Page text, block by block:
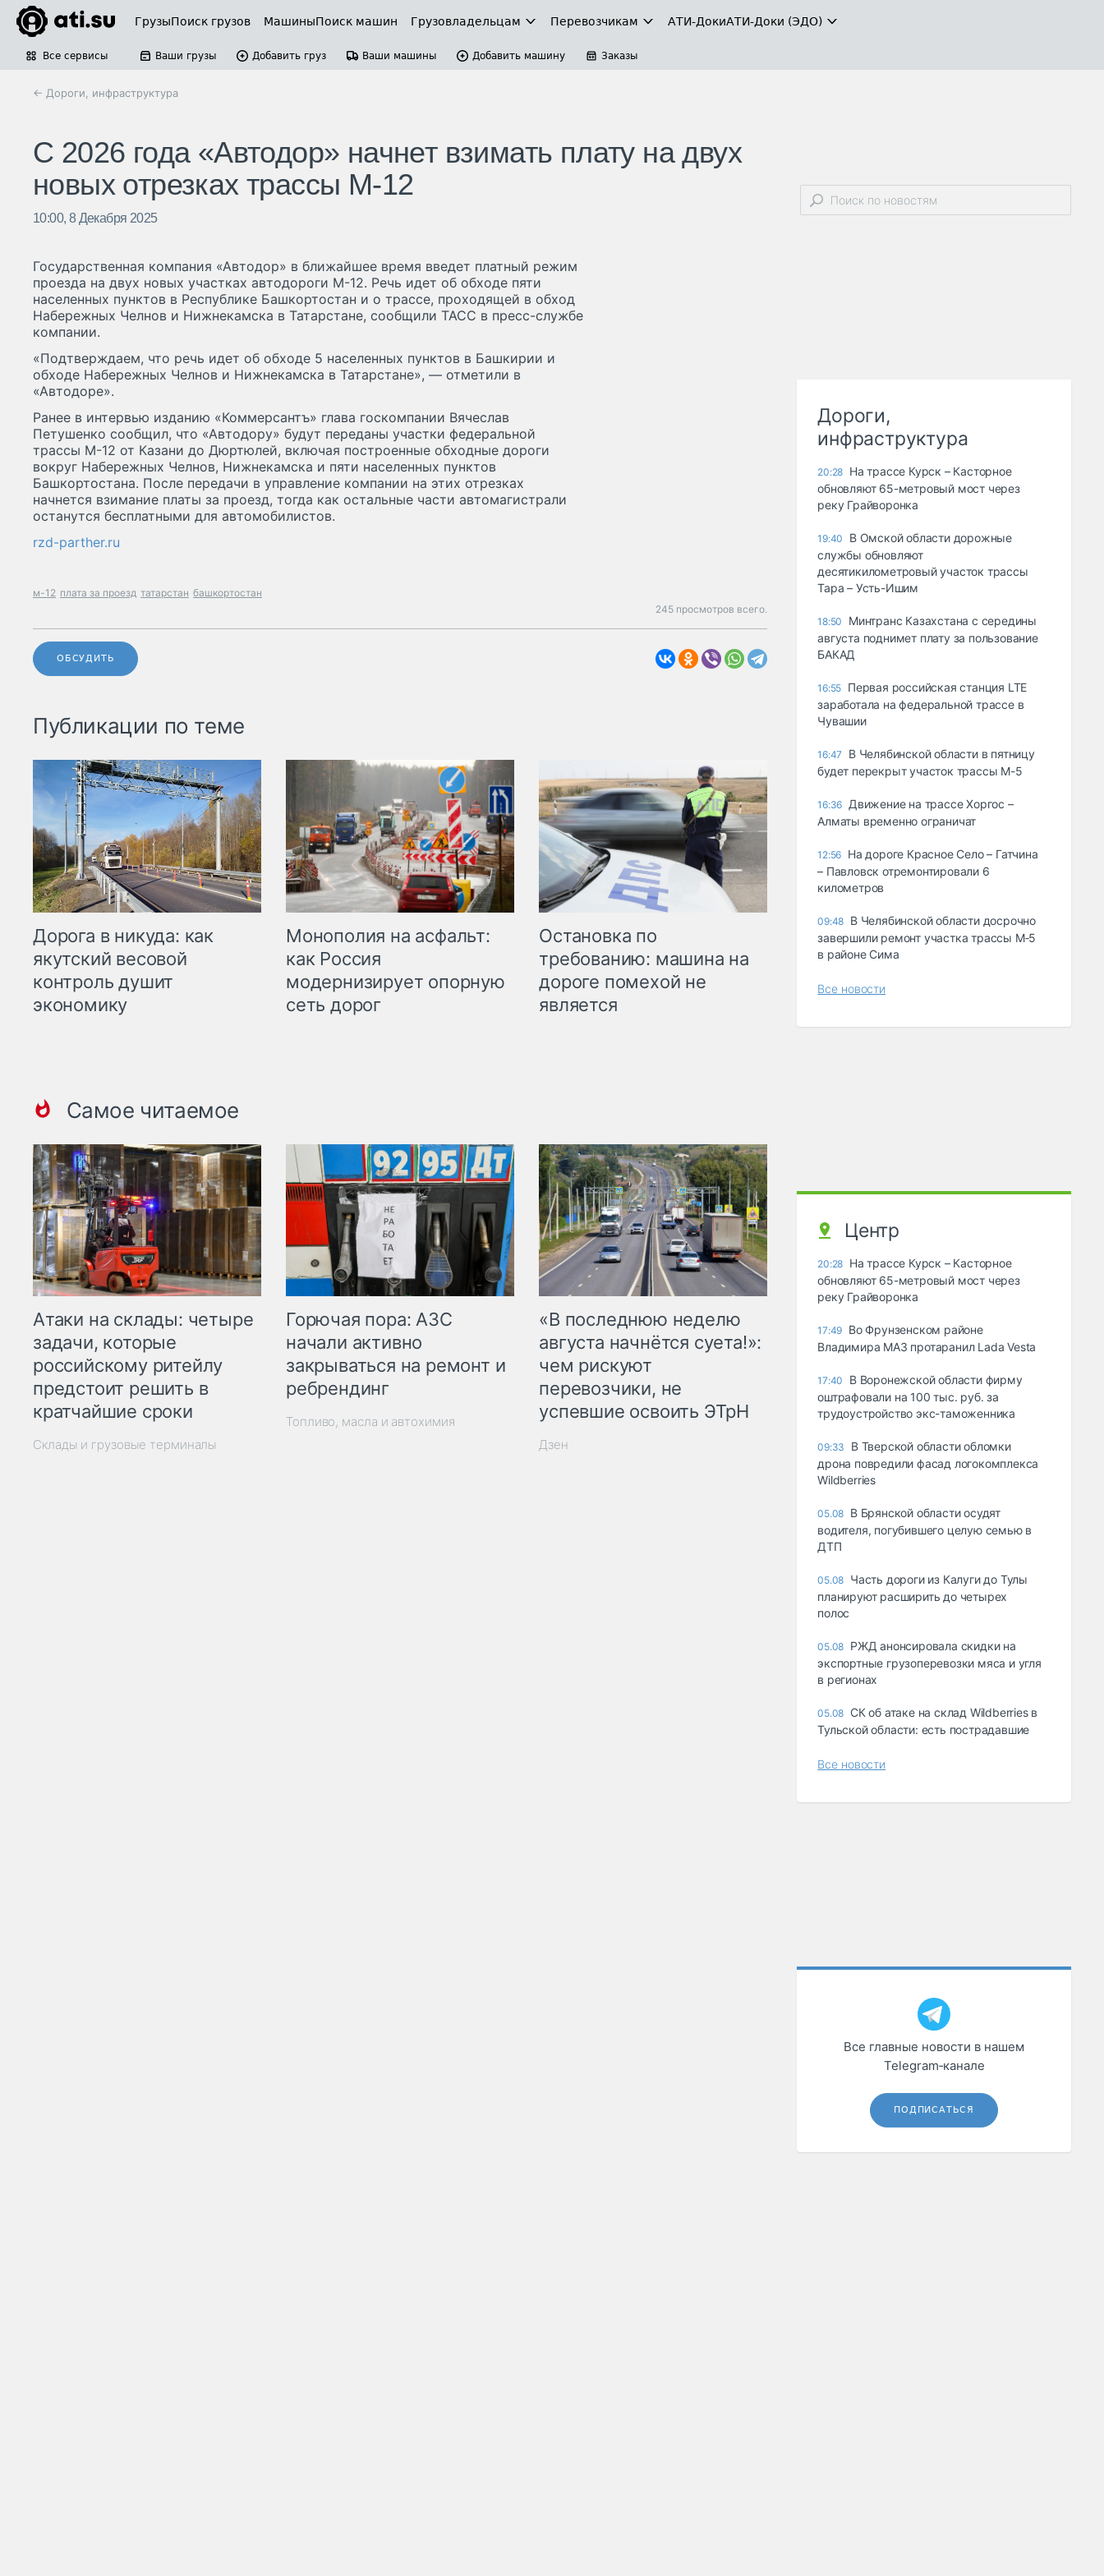
ГрузыПоиск грузов МашиныПоиск машин Грузовладельцам Перевозчикам АТИ-ДокиАТИ-Доки (ЭДО)
Все сервисы Ваши грузы Добавить груз Ваши машины Добавить машину Заказы
← Дороги, инфраструктура
С 2026 года «Автодор» начнет взимать плату на двух
новых отрезках трассы М-12
10:00, 8 Декабря 2025
Государственная компания «Автодор» в ближайшее время введет платный режим
проезда на двух новых участках автодороги М-12. Речь идет об обходе пяти
населенных пунктов в Республике Башкортостан и о трассе, проходящей в обход
Набережных Челнов и Нижнекамска в Татарстане, сообщили ТАСС в пресс-службе
компании.
«Подтверждаем, что речь идет об обходе 5 населенных пунктов в Башкирии и
обходе Набережных Челнов и Нижнекамска в Татарстане», — отметили в
«Автодоре».
Ранее в интервью изданию «Коммерсантъ» глава госкомпании Вячеслав
Петушенко сообщил, что «Автодору» будут переданы участки федеральной
трассы М-12 от Казани до Дюртюлей, включая построенные обходные дороги
вокруг Набережных Челнов, Нижнекамска и пяти населенных пунктов
Башкортостана. После передачи в управление компании на этих отрезках
начнется взимание платы за проезд, тогда как остальные части автомагистрали
останутся бесплатными для автомобилистов.
rzd-parther.ru
м-12 плата за проезд татарстан башкортостан
245 просмотров всего.
ОБСУДИТЬ
Публикации по теме
Дорога в никуда: как
якутский весовой
контроль душит
экономику
Монополия на асфальт:
как Россия
модернизирует опорную
сеть дорог
Остановка по
требованию: машина на
дороге помехой не
является
Самое читаемое
Атаки на склады: четыре
задачи, которые
российскому ритейлу
предстоит решить в
кратчайшие сроки
Склады и грузовые терминалы
Горючая пора: АЗС
начали активно
закрываться на ремонт и
ребрендинг
Топливо, масла и автохимия
«В последнюю неделю
августа начнётся суета!»:
чем рискуют
перевозчики, не
успевшие освоить ЭТрН
Дзен
Дороги,
инфраструктура
20:28 На трассе Курск – Касторное
обновляют 65-метровый мост через
реку Грайворонка
19:40
В Омской области дорожные
службы обновляют
десятикилометровый участок трассы
Тара – Усть-Ишим
18:50
Минтранс Казахстана с середины
августа поднимет плату за пользование
БАКАД
16:55 Первая российская станция LTE
заработала на федеральной трассе в
Чувашии
16:47
В Челябинской области в пятницу
будет перекрыт участок трассы М-5
16:36 Движение на трассе Хоргос –
Алматы временно ограничат
12:56 На дороге Красное Село – Гатчина
– Павловск отремонтировали 6
километров
09:48 В Челябинской области досрочно
завершили ремонт участка трассы М‑5
в районе Сима
Все новости
Центр
20:28 На трассе Курск – Касторное
обновляют 65-метровый мост через
реку Грайворонка
17:49 Во Фрунзенском районе
Владимира МАЗ протаранил Lada Vesta
17:40
В Воронежской области фирму
оштрафовали на 100 тыс. руб. за
трудоустройство экс-таможенника
09:33
В Тверской области обломки
дрона повредили фасад логокомплекса
Wildberries
05.08 В Брянской области осудят
водителя, погубившего целую семью в
ДТП
05.08 Часть дороги из Калуги до Тулы
планируют расширить до четырех
полос
05.08 РЖД анонсировала скидки на
экспортные грузоперевозки мяса и угля
в регионах
05.08 СК об атаке на склад Wildberries в
Тульской области: есть пострадавшие
Все новости
Все главные новости в нашем
Telegram‑канале
ПОДПИСАТЬСЯ